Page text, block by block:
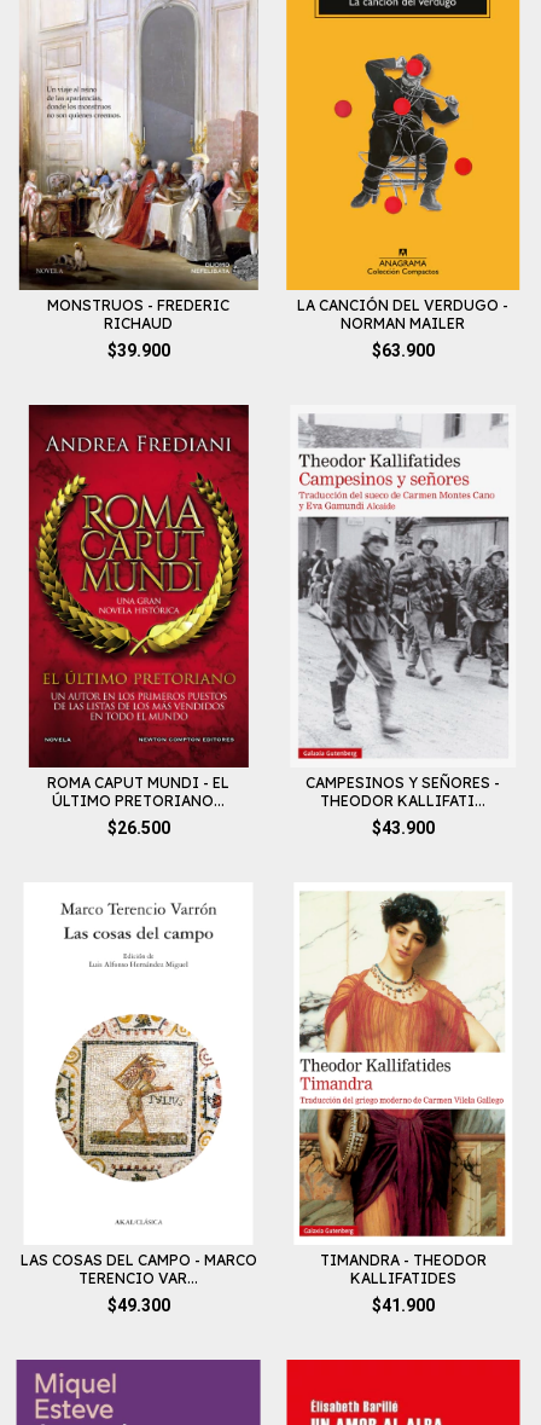
MONSTRUOS - FREDERIC
RICHAUD
$39.900
LA CANCIÓN DEL VERDUGO -
NORMAN MAILER
$63.900
ROMA CAPUT MUNDI - EL
ÚLTIMO PRETORIANO...
$26.500
CAMPESINOS Y SEÑORES -
THEODOR KALLIFATI...
$43.900
LAS COSAS DEL CAMPO - MARCO
TERENCIO VAR...
$49.300
TIMANDRA - THEODOR
KALLIFATIDES
$41.900